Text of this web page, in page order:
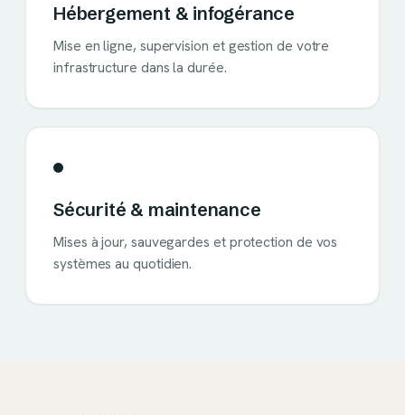
Hébergement & infogérance
Mise en ligne, supervision et gestion de votre
infrastructure dans la durée.
Sécurité & maintenance
Mises à jour, sauvegardes et protection de vos
systèmes au quotidien.